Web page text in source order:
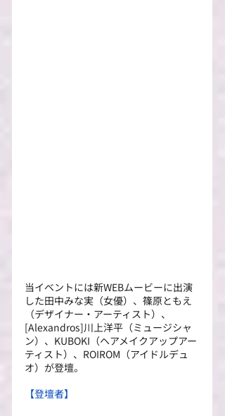
当イベントには新WEBムービーに出演
した田中みな実（女優）、篠原ともえ
（デザイナー・アーティスト）、
[Alexandros]川上洋平（ミュージシャ
ン）、KUBOKI（ヘアメイクアップアー
ティスト）、ROIROM（アイドルデュ
オ）が登壇。
【登壇者】